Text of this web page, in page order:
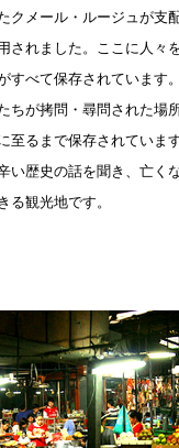
クメール・ルージュが支
されました。ここに人々
すべて保存されています
ちが拷問・尋問された場
至るまで保存されていま
い歴史の話を聞き、亡く
る観光地です。